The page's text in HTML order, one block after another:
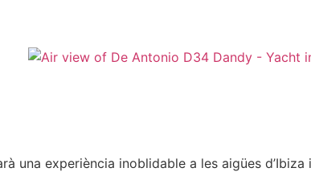
una experiència inoblidable a les aigües